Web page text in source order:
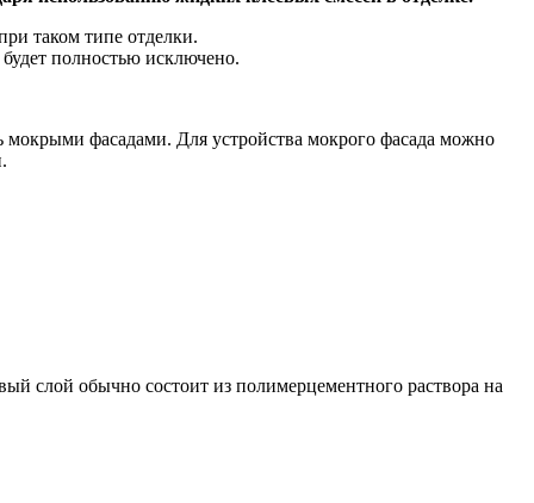
таком типе отделки.
полностью исключено.
фасадами. Для устройства мокрого фасада можно
слой обычно состоит из полимерцементного раствора на